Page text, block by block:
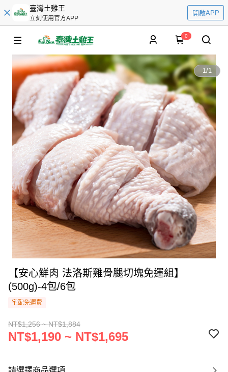
臺灣土雞王
立刻使用官方APP
開啟APP
0
1/1
【安心鮮肉 法洛斯雞骨腿切塊免運組】
(500g)-4包/6包
宅配免運費
NT$1,256 ~ NT$1,884
NT$1,190 ~ NT$1,695
請選擇商品選項